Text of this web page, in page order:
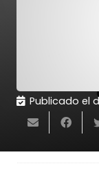
Publicado el